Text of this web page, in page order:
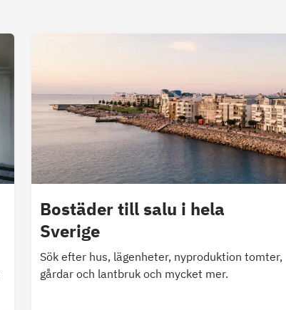
Bostäder till salu i hela
Sverige
Sök efter hus, lägenheter, nyproduktion tomter,
gårdar och lantbruk och mycket mer.